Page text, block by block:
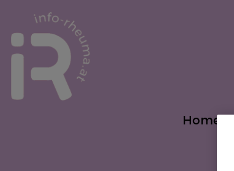
Site Logo
Home